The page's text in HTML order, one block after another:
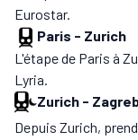
Eurostar.
Paris - Zurich
L'étape de Paris à
Lyria.
Zurich -
Depuis Zurich,